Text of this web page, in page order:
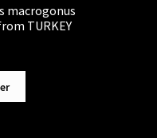
macrogonus
TURKEY